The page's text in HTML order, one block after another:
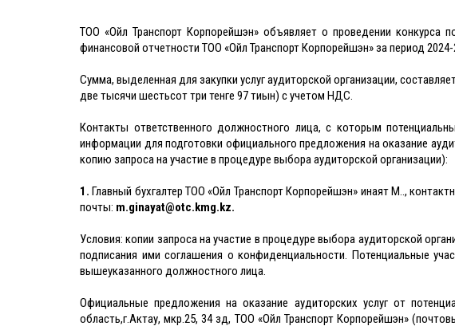
ТОО «Ойл Транспорт Корпорейшэн» объявляет о проведении конкурса
финансовой отчетности ТОО «Ойл Транспорт Корпорейшэн» за период 2024-
Сумма, выделенная для закупки услуг аудиторской организации,
две тысячи шестьсот три тенге 97 тиын) с учетом НДС.
Контакты ответственного должностного лица, с которым
информации для подготовки официального предложения на оказание
копию запроса на участие в процедуре выбора аудиторской организации):
1.Главный бухгалтер ТОО «Ойл Транспорт Корпорейшэн» Ғинаят М.Ғ.,
почты: m.ginayat@otc.kmg.kz.
Условия: копии запроса на участие в процедуре выбора аудиторской
подписания ими соглашения о конфиденциальности. Потенциальные
вышеуказанного должностного лица.
Официальные предложения на оказание аудиторских услуг от
область,г.Актау, мкр.25, 34 зд, ТОО «Ойл Транспорт Корпорейшэн»